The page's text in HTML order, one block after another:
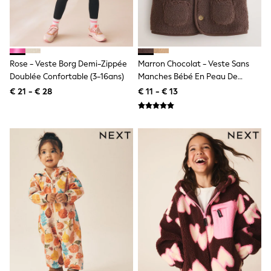
Shackets
Puddlesuits
Gilets
Fleeces
Puffers
Snowsuits
All Footwear
Half Sizes
Slippers
Trainers
Wellies
Wide Fit
Shoes
All Underwear
Nighties
Pyjamas
Robes
Socks & Tights
All Bags & Accessories
Bags
Rose - Veste Borg Demi-Zippée
Doublée Confortable (3-16ans)
€ 21 - € 28
Marron Chocolat - Veste Sans
Manches Bébé En Peau De
Mouton
€ 11 - € 13